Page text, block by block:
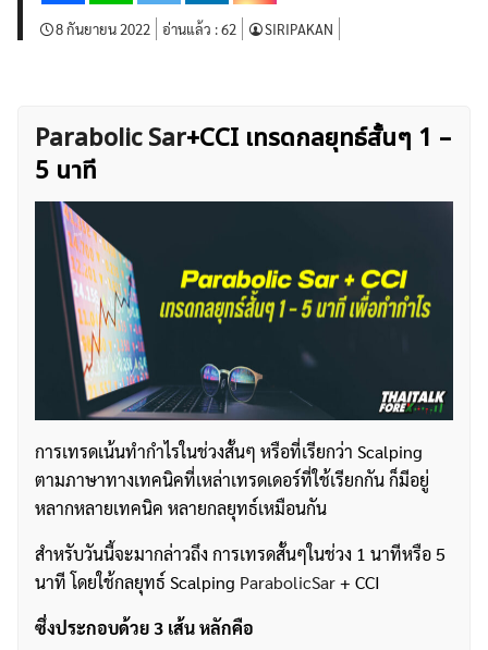
8 กันยายน 2022 อ่านแล้ว :62 SIRIPAKAN
Parabolic Sar+CCI เทรดกลยุทธ์สั้นๆ 1 –
5 นาที
การเทรดเน้นทำกำไรในช่วงสั้นๆ หรือที่เรียกว่า Scalping
ตามภาษาทางเทคนิคที่เหล่าเทรดเดอร์ที่ใช้เรียกกัน ก็มีอยู่
หลากหลายเทคนิค หลายกลยุทธ์เหมือนกัน
สำหรับวันนี้จะมากล่าวถึง การเทรดสั้นๆในช่วง 1 นาทีหรือ 5
นาที โดยใช้กลยุทธ์ Scalping ParabolicSar+ CCI
ซึ่งประกอบด้วย 3 เส้น หลักคือ